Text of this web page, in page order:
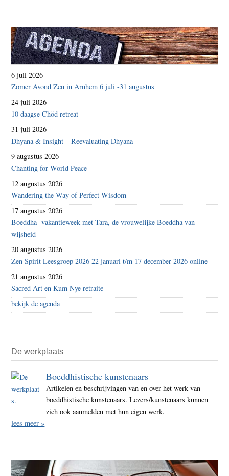
6 juli 2026
Zomer Avond Zen in Arnhem 6 juli -31 augustus
24 juli 2026
10 daagse Chöd retreat
31 juli 2026
Dhyana & Insight – Reevaluating Dhyana
9 augustus 2026
Chanting for World Peace
12 augustus 2026
Wandering the Way of Perfect Wisdom
17 augustus 2026
Boeddha- vakantieweek met Tara, de vrouwelijke Boeddha van
wijsheid
20 augustus 2026
Zen Spirit Leesgroep 2026 22 januari t/m 17 december 2026 online
21 augustus 2026
Sacred Art en Kum Nye retraite
bekijk de agenda
De werkplaats
Boeddhistische kunstenaars
Artikelen en beschrijvingen van en over het werk van
boeddhistische kunstenaars. Lezers/kunstenaars kunnen
zich ook aanmelden met hun eigen werk.
lees meer »